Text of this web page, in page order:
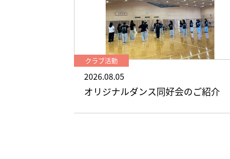
クラブ活動
2026.08.05
オリジナルダンス同好会のご紹介